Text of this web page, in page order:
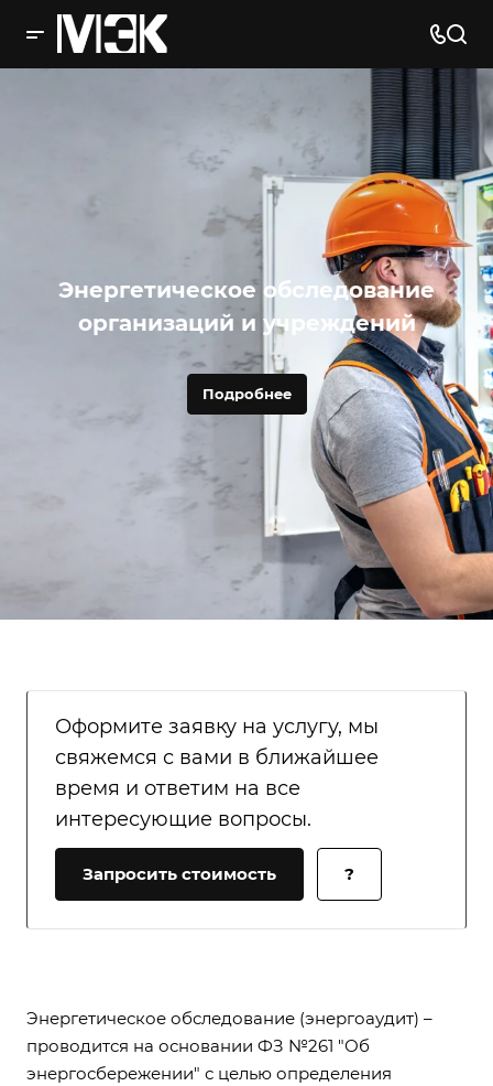
Энергетическое обследование
организаций и учреждений
Подробнее
Оформите заявку на услугу, мы
свяжемся с вами в ближайшее
время и ответим на все
интересующие вопросы.
Запросить стоимость ?
Энергетическое обследование (энергоаудит) –
проводится на основании ФЗ №261 "Об
энергосбережении" с целью определения